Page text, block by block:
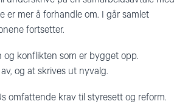
er mer å forhandle om. I går samlet
fortsetter.
konflikten som er bygget opp.
og at skrives ut nyvalg.
omfattende krav til styresett og reform.